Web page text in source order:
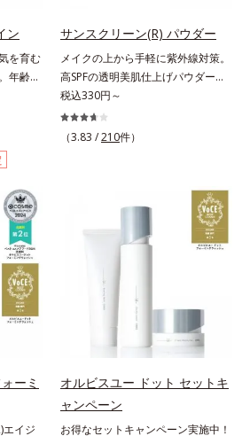
高保湿タイプ（普通肌～超乾性肌）
無香
、6つ
寄り添
返す
済
いうこ
て敏
）配合
ちた肌
ミノ酸
肌を整
、微生
）配合
え、肌
ッシュ
イプ
性肌）
指します。無油分・無着色・無香
リーで、徹底的に肌に寄り添いま
す。*1 乾燥と敏感をくり返すこと
*2 敏感肌対象連用テスト済（すべ
ての方のお肌に合うということでは
ありません）*3 乾燥して敏感に感
を防ぎ、うるおいに満ちた肌へ導く
保湿成分、植物由来アミノ酸（エル
ゴチオネイン）配合＝肌を整え、す
こやかに保つ保湿成分、微生物由来
た角層にうるおいを与え、肌荒れを
防ぐ保湿成分
ン
を育む
年齢を
女性
1杯で
えま
質と
気の
イン
質）を
で、腹
。体を
ラーゲ
ズムを
、食
控えめ
味の2
いや
いの
サンスクリーン(R) パウダー
メイクの上から手軽に紫外線対策。
高SPFの透明美肌仕上げパウダー。
メイクの上から手を汚さずに紫外線
対策ができるUVカットパウダーで
す。“素肌のようななめらかな軽
ストタイプ。外出先でも、メイクの
上からササッとUVカットとお直し
が同時にできるお役立ちアイテムで
す。毛穴や色ムラをカバーしながら
秘密は「スムースヴェールパウダー
(*1)」にあります。7種の球状粉体
(*2)が凹凸を埋めて、肌に薄いヴェ
ールをかけるようにカバー。さらに
板状粉体が光を反射して、すっぴん
肌のようなナチュラルなツヤ感を演
出します。また、皮脂を吸着する
「あぶらとりパウダー(*3)」を配合
し、くずれ＆テカリを防いでサラサ
税込330円～
（3.83 /210件）
ーミ
イジ
オルビスユー ドット セットキ
ャンペーン
お得なセットキャンペーン実施中！